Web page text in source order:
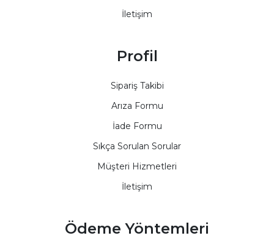
İletişim
Profil
Sipariş Takibi
Arıza Formu
İade Formu
Sıkça Sorulan Sorular
Müşteri Hizmetleri
İletişim
Ödeme Yöntemleri